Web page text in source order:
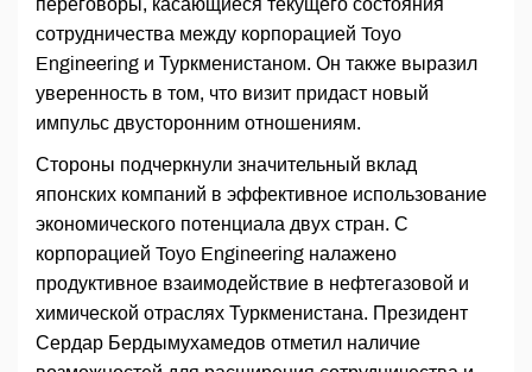
переговоры, касающиеся текущего состояния
сотрудничества между корпорацией Toyo
Engineering и Туркменистаном. Он также выразил
уверенность в том, что визит придаст новый
импульс двусторонним отношениям.
Стороны подчеркнули значительный вклад
японских компаний в эффективное использование
экономического потенциала двух стран. С
корпорацией Toyo Engineering налажено
продуктивное взаимодействие в нефтегазовой и
химической отраслях Туркменистана. Президент
Сердар Бердымухамедов отметил наличие